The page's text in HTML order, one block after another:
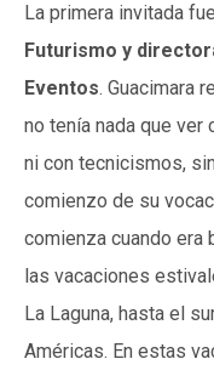
La primera invitada fue
Futurismo y
Eventos. Guacimara
no tenía nada que ver
ni con tecnicismos,
comienzo de su
comienza cuando era
las vacaciones
La Laguna, hasta el
Américas. En estas